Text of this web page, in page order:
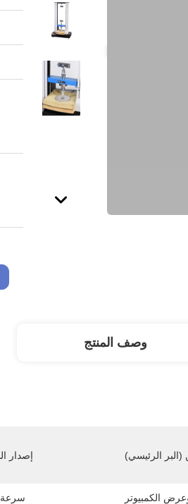
وصف المنتج
(البر الرئيسي) إصدار
الكمبيوتر سرعة